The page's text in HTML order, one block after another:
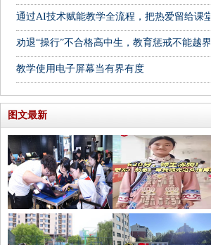
通过AI技术赋能教学全流程，把热爱留给课堂
劝退“操行”不合格高中生，教育惩戒不能越界
教学使用电子屏幕当有界有度
图文最新